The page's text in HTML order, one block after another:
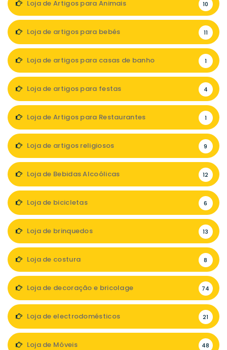
Loja de Artigos para Animais 10
Loja de artigos para bebés 11
Loja de artigos para casas de banho 1
Loja de artigos para festas 4
Loja de Artigos para Restaurantes 1
Loja de artigos religiosos 9
Loja de Bebidas Alcoólicas 12
Loja de bicicletas 6
Loja de brinquedos 13
Loja de costura 8
Loja de decoração e bricolage 74
Loja de electrodomésticos 21
Loja de Móveis 48